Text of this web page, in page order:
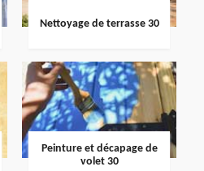
Nettoyage de terrasse 30
Peinture et décapage de
volet 30